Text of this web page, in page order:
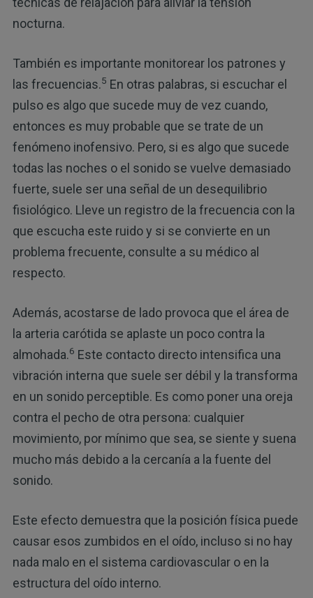
nocturna.
También es importante monitorear los patrones y
las frecuencias.5 En otras palabras, si escuchar el
pulso es algo que sucede muy de vez cuando,
entonces es muy probable que se trate de un
fenómeno inofensivo. Pero, si es algo que sucede
todas las noches o el sonido se vuelve demasiado
fuerte, suele ser una señal de un desequilibrio
fisiológico. Lleve un registro de la frecuencia con la
que escucha este ruido y si se convierte en un
problema frecuente, consulte a su médico al
respecto.
Además, acostarse de lado provoca que el área de
la arteria carótida se aplaste un poco contra la
almohada.6 Este contacto directo intensifica una
vibración interna que suele ser débil y la transforma
en un sonido perceptible. Es como poner una oreja
contra el pecho de otra persona: cualquier
movimiento, por mínimo que sea, se siente y suena
mucho más debido a la cercanía a la fuente del
sonido.
Este efecto demuestra que la posición física puede
causar esos zumbidos en el oído, incluso si no hay
nada malo en el sistema cardiovascular o en la
estructura del oído interno.